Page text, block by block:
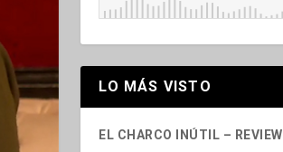
LO MÁS VISTO
EL CHARCO INÚTIL – REVIEW